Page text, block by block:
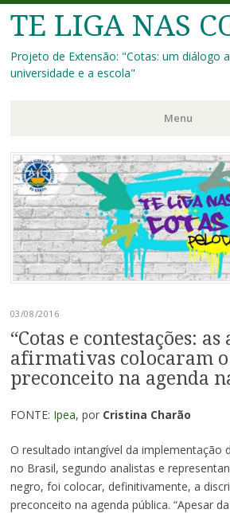
TE LIGA NAS
Projeto de Extensão: "Cotas: um diálogo
universidade e a escola"
Menu
Pular
para
o
conteúdo
03/08/2016
“Cotas e contestações: as
afirmativas colocaram o
preconceito na agenda
FONTE: Ipea, por Cristina Charão
O resultado intangível da implementação
no Brasil, segundo analistas e
negro, foi colocar, definitivamente, a
preconceito na agenda pública. “Apesar